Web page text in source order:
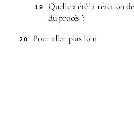
19
Quelle a été la réaction
du procès ?
20 Pour aller plus loin